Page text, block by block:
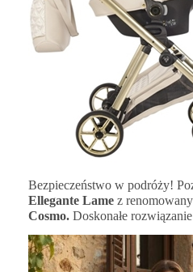
Bezpieczeństwo w podróży!
Ellegante Lame z
Cosmo. Doskonałe rozwiązanie